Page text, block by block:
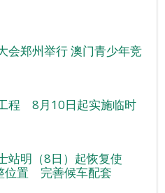
会郑州举行 澳门青少年竞
程 8月10日起实施临时
站明（8日）起恢复使
位置 完善候车配套